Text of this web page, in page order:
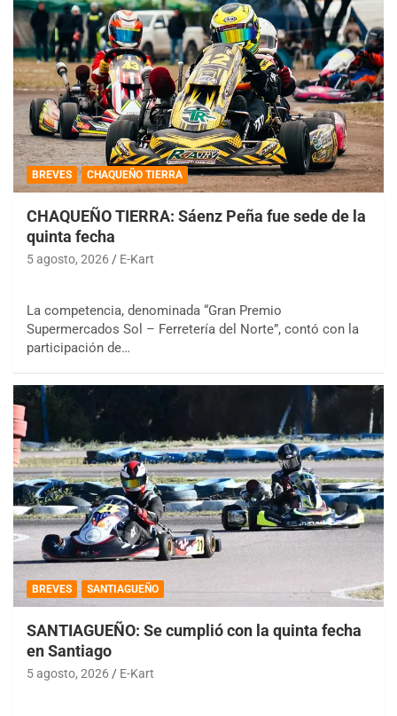
BREVES CHAQUEÑO TIERRA
CHAQUEÑO TIERRA: Sáenz Peña fue sede de la
quinta fecha
5 agosto, 2026 E-Kart
La competencia, denominada “Gran Premio
Supermercados Sol – Ferretería del Norte”, contó con la
participación de…
BREVES SANTIAGUEÑO
SANTIAGUEÑO: Se cumplió con la quinta fecha
en Santiago
5 agosto, 2026 E-Kart